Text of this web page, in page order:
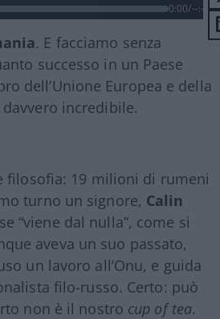
0:00/--:--
. E facciamo senza
successo in un Paese
dell’Unione Europea e della
incredibile.
filosofia: 19 milioni di rumeni
turno un signore, Calin
“viene dal nulla”, come si
aveva un suo passato,
un lavoro all’Onu, e guida
filo-russo. Certo: può
non è il nostro cup of tea.